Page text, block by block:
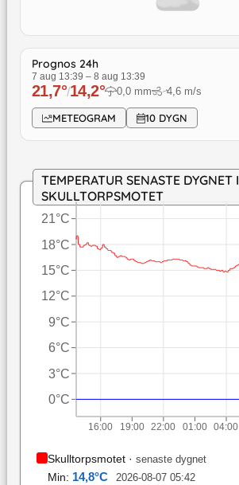
Prognos 24h
7 aug 13:39 – 8 aug 13:39
21,7°/14,2° 0,0 mm ↓4,6 m/s
METEOGRAM 10 DYGN
TEMPERATUR SENASTE DYGNET I
SKULLTORPSMOTET
16:00 19:00 22:00 01:00 04:00
0°C
3°C
6°C
9°C
12°C
15°C
18°C
21°C
Skulltorpsmotet· senaste dygnet
Min: 14,8°C 2026-08-07 05:42